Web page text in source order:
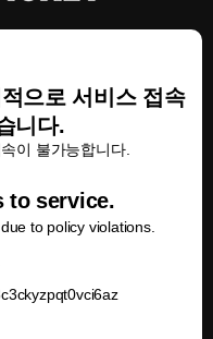
으로 서비스 접속
니다.
이 불가능합니다.
to service.
to policy violations.